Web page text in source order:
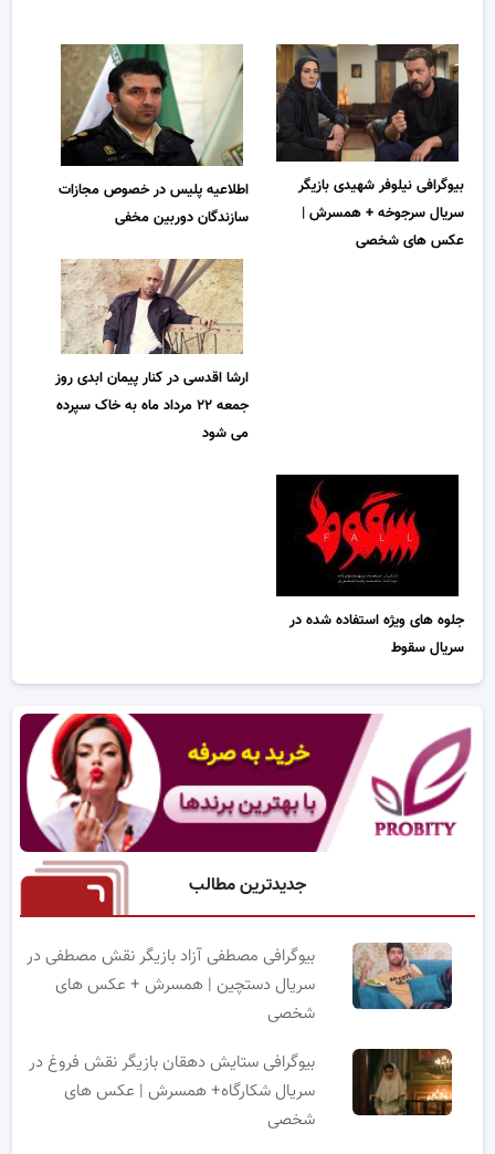
بیوگرافی نیلوفر شهیدی بازیگر
سریال سرجوخه + همسرش |
عکس های شخصی
اطلاعیه پلیس در خصوص مجازات
سازندگان دوربین مخفی
ارشا اقدسی در کنار پیمان ابدی روز
جمعه ۲۲ مرداد ماه به خاک سپرده
می شود
جلوه های ویژه استفاده شده در
سریال سقوط
جدیدترین مطالب
بیوگرافی مصطفی آزاد بازیگر نقش مصطفی در
سریال دستچین | همسرش + عکس های
شخصی
بیوگرافی ستایش دهقان بازیگر نقش فروغ در
سریال شکارگاه+ همسرش | عکس های
شخصی